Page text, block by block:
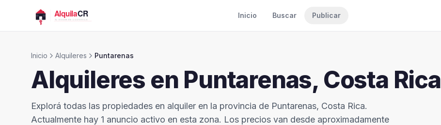
Inicio Buscar Publicar
Inicio Alquileres Puntarenas
Alquileres en Puntarenas, Costa Rica
Explorá todas las propiedades en alquiler en la provincia de Puntarenas, Costa Rica.
Actualmente hay 1 anuncio activo en esta zona. Los precios van desde aproximadamente